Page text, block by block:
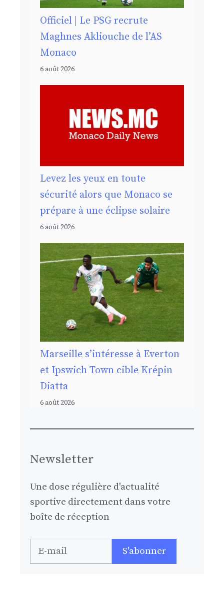
Officiel | Le PSG recrute
Maghnes Akliouche de l’AS
Monaco
6 août 2026
Levez les yeux en toute
sécurité alors que Monaco se
prépare à une éclipse solaire
6 août 2026
Marseille s’intéresse à Everton
et Ipswich Town cible Krépin
Diatta
6 août 2026
Newsletter
Une dose régulière d'actualité
sportive directement dans votre
boîte de réception